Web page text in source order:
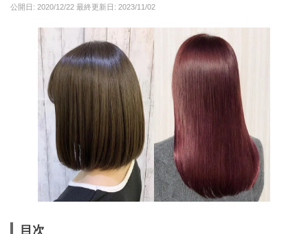
公開日: 2020/12/22 最終更新日: 2023/11/02
目次